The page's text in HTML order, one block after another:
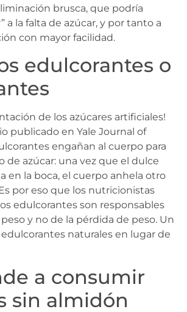
brusca, que podría
a la falta de azúcar, y por tanto a
con mayor facilidad.
edulcorantes o
de los azúcares artificiales!
publicado en Yale Journal of
engañan al cuerpo para
de azúcar: una vez que el dulce
en la boca, el cuerpo anhela otro
por eso que los nutricionistas
edulcorantes son responsables
y no de la pérdida de peso. Un
naturales en lugar de
a consumir
sin almidón